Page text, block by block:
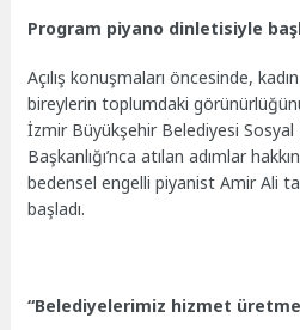
Program piyano dinletisiyle
Açılış konuşmaları öncesinde,
bireylerin toplumdaki
İzmir Büyükşehir Belediyesi
Başkanlığı’nca atılan adımlar
bedensel engelli piyanist Amir Ali
başladı.
“Belediyelerimiz hizmet